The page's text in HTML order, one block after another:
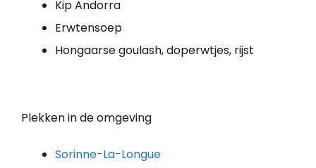
Kip Andorra
Erwtensoep
Hongaarse goulash, doperwtjes, rijst
Plekken in de omgeving
Sorinne-La-Longue